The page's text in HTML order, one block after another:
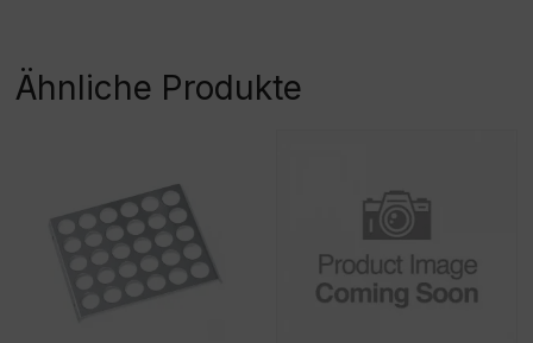
Ähnliche Produkte